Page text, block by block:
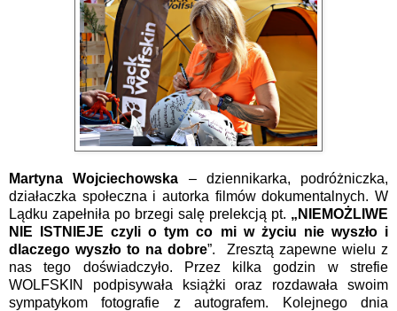
Martyna Wojciechowska – dziennikarka, podróżniczka,
działaczka społeczna i autorka filmów dokumentalnych. W
Lądku zapełniła po brzegi salę prelekcją pt. „NIEMOŻLIWE
NIE ISTNIEJE czyli o tym co mi w życiu nie wyszło i
dlaczego wyszło to na dobre”.
Zresztą zapewne wielu z
nas tego doświadczyło.
Przez kilka godzin w strefie
WOLFSKIN podpisywała książki oraz rozdawała swoim
sympatykom fotografie z autografem. Kolejnego dnia